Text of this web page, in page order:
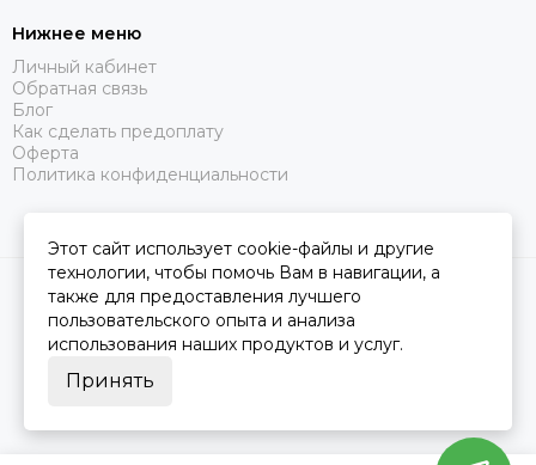
Нижнее меню
Личный кабинет
Обратная связь
Блог
Как сделать предоплату
Оферта
Политика конфиденциальности
2026 © Царство Сна.Карта сайта
Этот сайт использует cookie-файлы и другие
технологии, чтобы помочь Вам в навигации, а
также для предоставления лучшего
пользовательского опыта и анализа
использования наших продуктов и услуг.
Принять